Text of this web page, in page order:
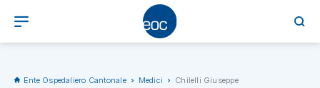
Ente Ospedaliero Cantonale Medici Chilelli Giuseppe